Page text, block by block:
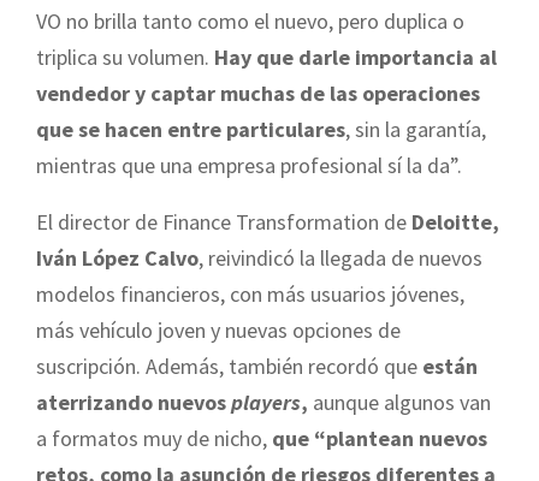
VO no brilla tanto como el nuevo, pero duplica o
triplica su volumen. Hay que darle importancia al
vendedor y captar muchas de las operaciones
que se hacen entre particulares, sin la garantía,
mientras que una empresa profesional sí la da”.
El director de Finance Transformation de Deloitte,
Iván López Calvo, reivindicó la llegada de nuevos
modelos financieros, con más usuarios jóvenes,
más vehículo joven y nuevas opciones de
suscripción. Además, también recordó que están
aterrizando nuevosplayers, aunque algunos van
a formatos muy de nicho, que “plantean nuevos
retos, como la asunción de riesgos diferentes a